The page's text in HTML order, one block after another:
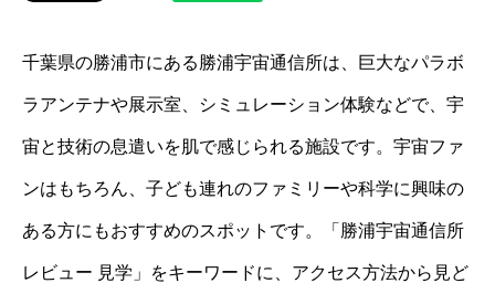
千葉県の勝浦市にある勝浦宇宙通信所は、巨大なパラボ
ラアンテナや展示室、シミュレーション体験などで、宇
宙と技術の息遣いを肌で感じられる施設です。宇宙ファ
ンはもちろん、子ども連れのファミリーや科学に興味の
ある方にもおすすめのスポットです。「勝浦宇宙通信所
レビュー 見学」をキーワードに、アクセス方法から見ど